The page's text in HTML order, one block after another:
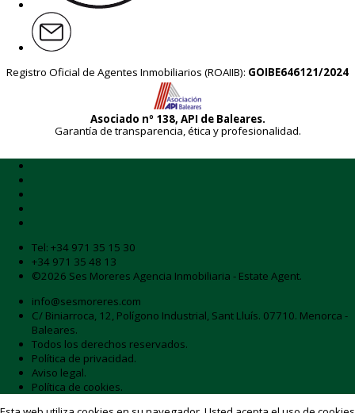
Registro Oficial de Agentes Inmobiliarios (ROAIIB): GOIBE646121/2024
Asociado nº 138, API de Baleares.
Garantía de transparencia, ética y profesionalidad.
Tel: +34 971 35 15 30
+34 971 35 48 13
©2026 Ses Moreres Agencia Inmobiliaria - Estate Agent.
info@sesmoreres.com
C/ Biniarroca, 12, Polígono Industrial, Sant Lluís. 07710. Menorca -
Baleares.
Todos los derechos reservados.
Política de privacidad.
Aviso legal.
Política de cookies.